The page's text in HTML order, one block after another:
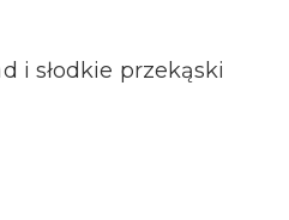
i słodkie przekąski